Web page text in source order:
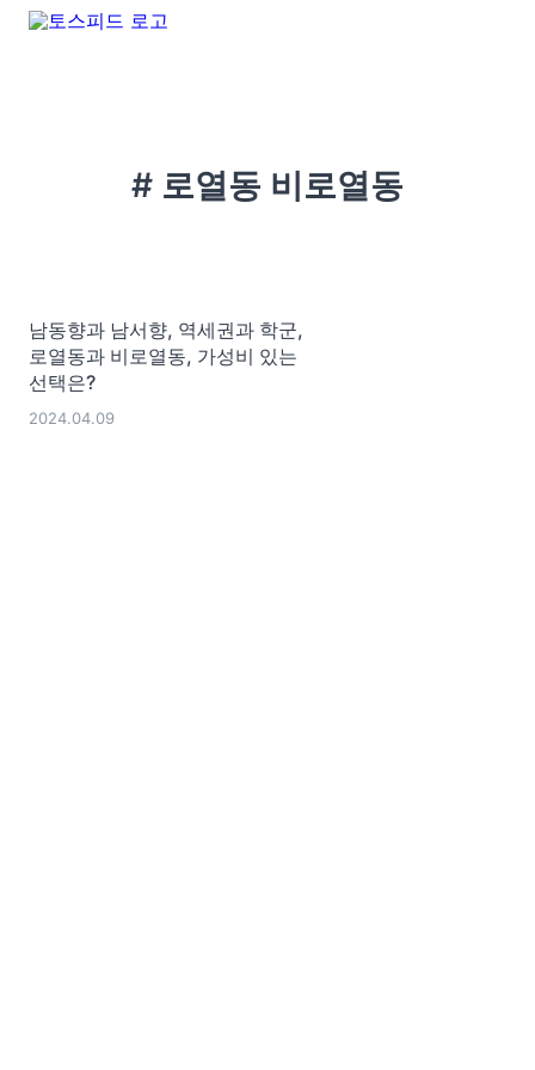
# 로열동 비로열동
남동향과 남서향, 역세권과 학군,
로열동과 비로열동, 가성비 있는
선택은?
2024.04.09